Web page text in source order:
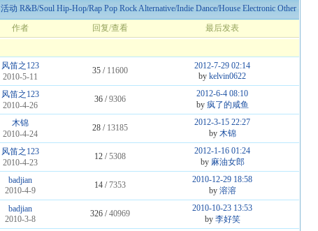
活动 R&B/Soul Hip-Hop/Rap Pop RockAlternative/Indie Dance/House Electronic Other
作者 回复/查看
最后发表
风笛之123
2010-5-11
35 / 11600
2012-7-29 02:14
bykelvin0622
风笛之123
2010-4-26
36 /9306
2012-6-4 08:10
by 疯了的咸鱼
木锦
2010-4-24
28 / 13185
2012-3-15 22:27
by 木锦
风笛之123
2010-4-23
12 /5308
2012-1-16 01:24
by 麻油女郎
badjian
2010-4-9
14 /7353
2010-12-29 18:58
by 溶溶
badjian
2010-3-8
326 /40969
2010-10-23 13:53
by 李好笑